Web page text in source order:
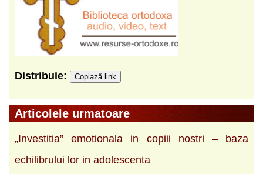
Distribuie: Copiază link
Articolele urmatoare
„Investitia” emotionala in copiii nostri ‒ baza
echilibrului lor in adolescenta